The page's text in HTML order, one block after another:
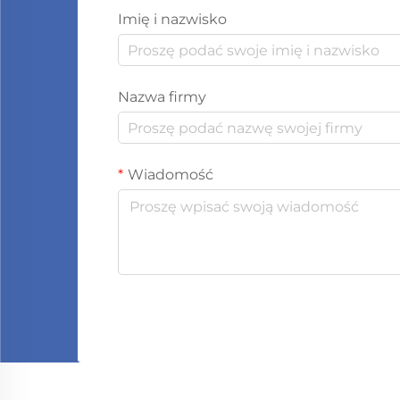
Imię i nazwisko
Nazwa firmy
Wiadomość